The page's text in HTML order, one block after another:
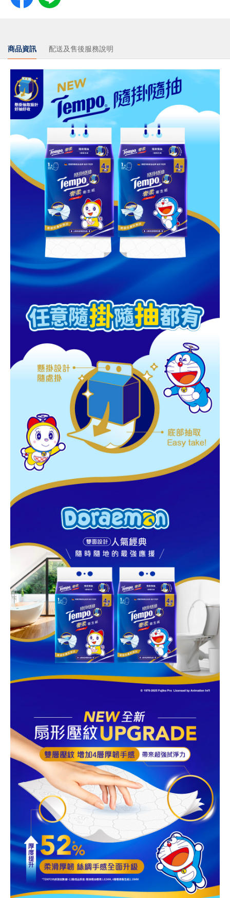
商品資訊 配送及售後服務說明